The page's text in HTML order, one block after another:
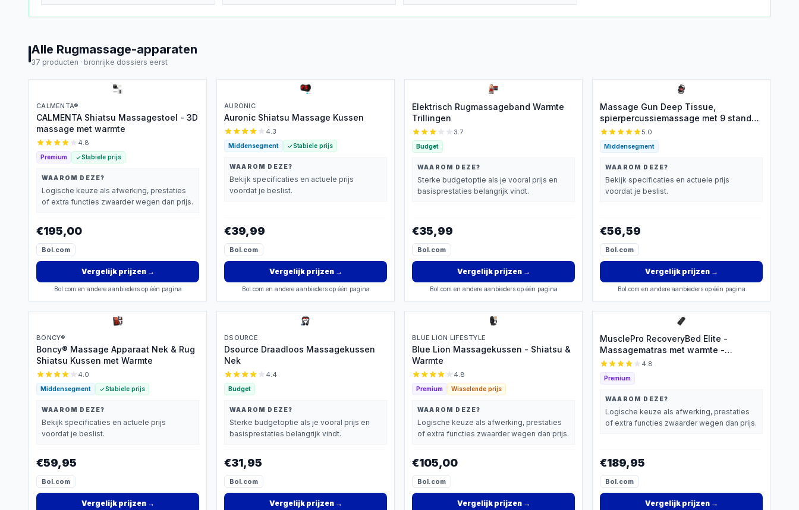
Alle Rugmassage-apparaten
37 producten · bronrijke dossiers eerst
CALMENTA®
CALMENTA Shiatsu Massagestoel - 3D
massage met warmte
4.8
Premium Stabiele prijs
WAAROM DEZE?
Logische keuze als afwerking, prestaties
of extra functies zwaarder wegen dan prijs.
€195,00
Bol.com
Vergelijk prijzen→
Bol.com en andere aanbieders op één pagina
AURONIC
Auronic Shiatsu Massage Kussen
4.3
Middensegment Stabiele prijs
WAAROM DEZE?
Bekijk specificaties en actuele prijs
voordat je beslist.
€39,99
Bol.com
Vergelijk prijzen→
Bol.com en andere aanbieders op één pagina
Elektrisch Rugmassageband Warmte
Trillingen
3.7
Budget
WAAROM DEZE?
Sterke budgetoptie als je vooral prijs en
basisprestaties belangrijk vindt.
€35,99
Bol.com
Vergelijk prijzen→
Bol.com en andere aanbieders op één pagina
Massage Gun Deep Tissue,
spierpercussiemassage met 9 standen
en 99 versnellingen, rugmassage voor
pijnverlichting van deep tissue,
elektrisch massageapparaat voor
benen, armen, taille, rug en billen (16
5.0
Middensegment
WAAROM DEZE?
Bekijk specificaties en actuele prijs
voordat je beslist.
€56,59
Bol.com
Vergelijk prijzen→
Bol.com en andere aanbieders op één pagina
BONCY®
Boncy® Massage Apparaat Nek & Rug
Shiatsu Kussen met Warmte
4.0
Middensegment Stabiele prijs
WAAROM DEZE?
Bekijk specificaties en actuele prijs
voordat je beslist.
€59,95
Bol.com
Vergelijk prijzen→
DSOURCE
Dsource Draadloos Massagekussen
Nek
4.4
Budget
WAAROM DEZE?
Sterke budgetoptie als je vooral prijs en
basisprestaties belangrijk vindt.
€31,95
Bol.com
Vergelijk prijzen→
BLUE LION LIFESTYLE
Blue Lion Massagekussen - Shiatsu &
Warmte
4.8
Premium Wisselende prijs
WAAROM DEZE?
Logische keuze als afwerking, prestaties
of extra functies zwaarder wegen dan prijs.
€105,00
Bol.com
Vergelijk prijzen→
MusclePro RecoveryBed Elite -
Massagematras met warmte -
luchtcompressie massage - Massage
Rugmassage en Nekmassage
apparaat - Massagekussen - Zwart
4.8
Premium
WAAROM DEZE?
Logische keuze als afwerking, prestaties
of extra functies zwaarder wegen dan prijs.
€189,95
Bol.com
Vergelijk prijzen→